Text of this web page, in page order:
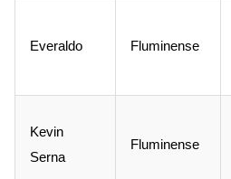
Everaldo Fluminense
Kevin
Serna
Fluminense